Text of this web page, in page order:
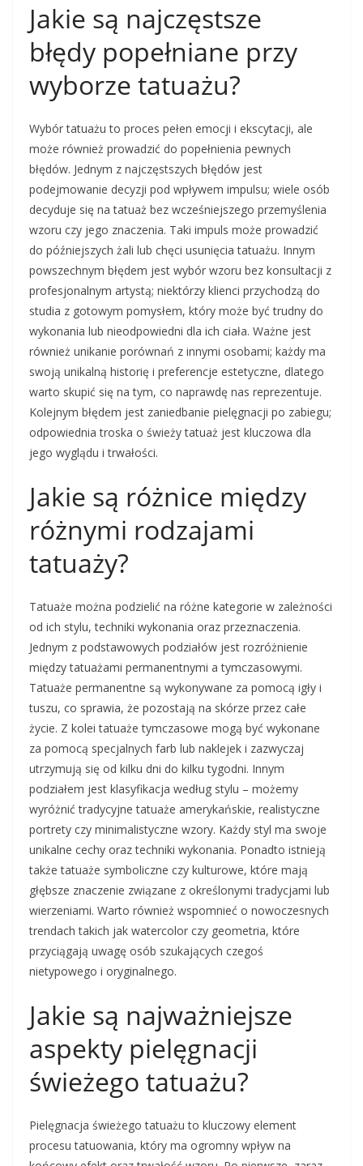
Jakie są najczęstsze
błędy popełniane przy
wyborze tatuażu?
Wybór tatuażu to proces pełen emocji i ekscytacji, ale
może również prowadzić do popełnienia pewnych
błędów. Jednym z najczęstszych błędów jest
podejmowanie decyzji pod wpływem impulsu; wiele osób
decyduje się na tatuaż bez wcześniejszego przemyślenia
wzoru czy jego znaczenia. Taki impuls może prowadzić
do późniejszych żali lub chęci usunięcia tatuażu. Innym
powszechnym błędem jest wybór wzoru bez konsultacji z
profesjonalnym artystą; niektórzy klienci przychodzą do
studia z gotowym pomysłem, który może być trudny do
wykonania lub nieodpowiedni dla ich ciała. Ważne jest
również unikanie porównań z innymi osobami; każdy ma
swoją unikalną historię i preferencje estetyczne, dlatego
warto skupić się na tym, co naprawdę nas reprezentuje.
Kolejnym błędem jest zaniedbanie pielęgnacji po zabiegu;
odpowiednia troska o świeży tatuaż jest kluczowa dla
jego wyglądu i trwałości.
Jakie są różnice między
różnymi rodzajami
tatuaży?
Tatuaże można podzielić na różne kategorie w zależności
od ich stylu, techniki wykonania oraz przeznaczenia.
Jednym z podstawowych podziałów jest rozróżnienie
między tatuażami permanentnymi a tymczasowymi.
Tatuaże permanentne są wykonywane za pomocą igły i
tuszu, co sprawia, że pozostają na skórze przez całe
życie. Z kolei tatuaże tymczasowe mogą być wykonane
za pomocą specjalnych farb lub naklejek i zazwyczaj
utrzymują się od kilku dni do kilku tygodni. Innym
podziałem jest klasyfikacja według stylu – możemy
wyróżnić tradycyjne tatuaże amerykańskie, realistyczne
portrety czy minimalistyczne wzory. Każdy styl ma swoje
unikalne cechy oraz techniki wykonania. Ponadto istnieją
także tatuaże symboliczne czy kulturowe, które mają
głębsze znaczenie związane z określonymi tradycjami lub
wierzeniami. Warto również wspomnieć o nowoczesnych
trendach takich jak watercolor czy geometria, które
przyciągają uwagę osób szukających czegoś
nietypowego i oryginalnego.
Jakie są najważniejsze
aspekty pielęgnacji
świeżego tatuażu?
Pielęgnacja świeżego tatuażu to kluczowy element
procesu tatuowania, który ma ogromny wpływ na